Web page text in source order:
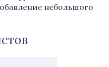
небольшого